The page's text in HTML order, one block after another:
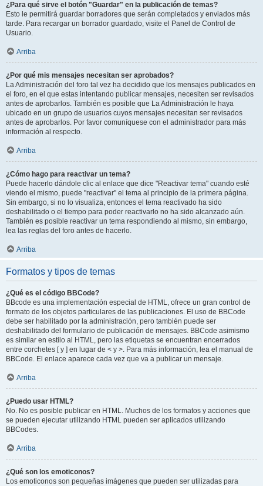
¿Para qué sirve el botón "Guardar" en la publicación de temas?
Esto le permitirá guardar borradores que serán completados y enviados más
tarde. Para recargar un borrador guardado, visite el Panel de Control de
Usuario.
Arriba
¿Por qué mis mensajes necesitan ser aprobados?
La Administración del foro tal vez ha decidido que los mensajes publicados en
el foro, en el que estas intentando publicar mensajes, necesiten ser revisados
antes de aprobarlos. También es posible que La Administración le haya
ubicado en un grupo de usuarios cuyos mensajes necesitan ser revisados
antes de aprobarlos. Por favor comuníquese con el administrador para más
información al respecto.
Arriba
¿Cómo hago para reactivar un tema?
Puede hacerlo dándole clic al enlace que dice "Reactivar tema" cuando esté
viendo el mismo, puede "reactivar" el tema al principio de la primera página.
Sin embargo, si no lo visualiza, entonces el tema reactivado ha sido
deshabilitado o el tiempo para poder reactivarlo no ha sido alcanzado aún.
También es posible reactivar un tema respondiendo al mismo, sin embargo,
lea las reglas del foro antes de hacerlo.
Arriba
Formatos y tipos de temas
¿Qué es el código BBCode?
BBcode es una implementación especial de HTML, ofrece un gran control de
formato de los objetos particulares de las publicaciones. El uso de BBCode
debe ser habilitado por la administración, pero también puede ser
deshabilitado del formulario de publicación de mensajes. BBCode asimismo
es similar en estilo al HTML, pero las etiquetas se encuentran encerrados
entre corchetes [ y ] en lugar de < y >. Para más información, lea el manual de
BBCode. El enlace aparece cada vez que va a publicar un mensaje.
Arriba
¿Puedo usar HTML?
No. No es posible publicar en HTML. Muchos de los formatos y acciones que
se pueden ejecutar utilizando HTML pueden ser aplicados utilizando
BBCodes.
Arriba
¿Qué son los emoticonos?
Los emoticonos son pequeñas imágenes que pueden ser utilizadas para